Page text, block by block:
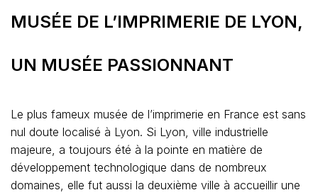
MUSÉE DE L’IMPRIMERIE DE LYON,
UN MUSÉE PASSIONNANT
Le plus fameux musée de l’imprimerie en France est sans
nul doute localisé à Lyon. Si Lyon, ville industrielle
majeure, a toujours été à la pointe en matière de
développement technologique dans de nombreux
domaines, elle fut aussi la deuxième ville à accueillir une